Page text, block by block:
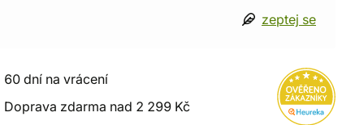
zeptej se
60 dní na vrácení
Doprava zdarma nad 2 299 Kč